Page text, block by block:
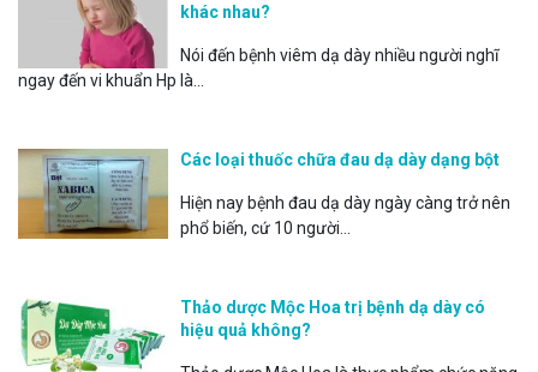
khác nhau?
Nói đến bệnh viêm dạ dày nhiều người nghĩ
ngay đến vi khuẩn Hp là...
Các loại thuốc chữa đau dạ dày dạng bột
Hiện nay bệnh đau dạ dày ngày càng trở nên
phổ biến, cứ 10 người...
Thảo dược Mộc Hoa trị bệnh dạ dày có
hiệu quả không?